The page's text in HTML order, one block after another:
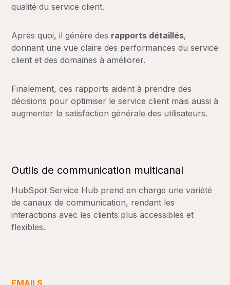
qualité du service client.
Après quoi, il génère des rapports détaillés,
donnant une vue claire des performances du service
client et des domaines à améliorer.
Finalement, ces rapports aident à prendre des
décisions pour optimiser le service client mais aussi à
augmenter la satisfaction générale des utilisateurs.
Outils de communication multicanal
HubSpot Service Hub prend en charge une variété
de canaux de communication, rendant les
interactions avec les clients plus accessibles et
flexibles.
EMAILS